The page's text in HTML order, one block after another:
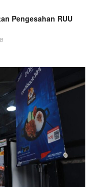
Pengesahan RUU